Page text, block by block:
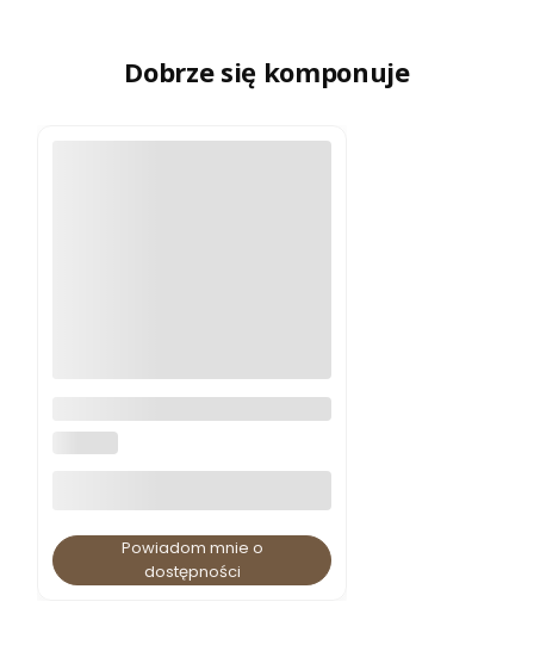
Dobrze się komponuje
czarny
Powiadom mnie o
dostępności